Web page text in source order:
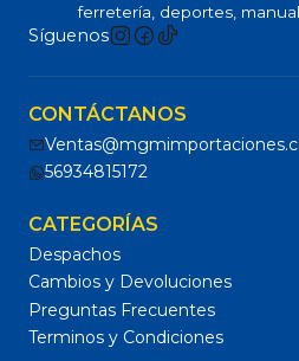
ferretería, deportes,
Síguenos
CONTÁCTANOS
56934815172
CATEGORÍAS
Despachos
Cambios y Devoluciones
Preguntas Frecuentes
Terminos y Condiciones